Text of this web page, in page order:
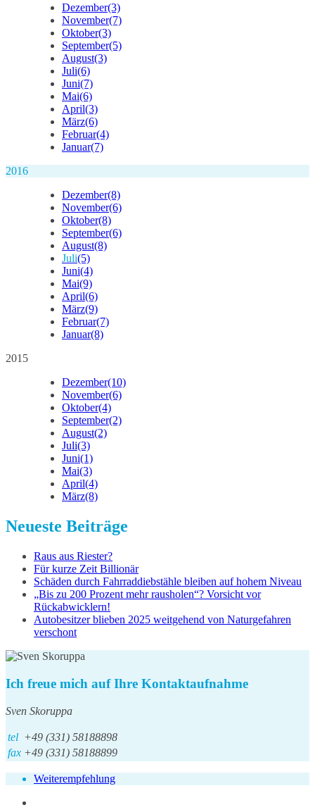
Dezember(3)
November(7)
Oktober(3)
September(5)
August(3)
Juli(6)
Juni(7)
Mai(6)
April(3)
März(6)
Februar(4)
Januar(7)
2016
Dezember(8)
November(6)
Oktober(8)
September(6)
August(8)
Juli(5)
Juni(4)
Mai(9)
April(6)
März(9)
Februar(7)
Januar(8)
2015
Dezember(10)
November(6)
Oktober(4)
September(2)
August(2)
Juli(3)
Juni(1)
Mai(3)
April(4)
März(8)
Neueste Beiträge
Raus aus Riester?
Für kurze Zeit Billionär
Schäden durch Fahrraddiebstähle bleiben auf hohem Niveau
„Bis zu 200 Prozent mehr rausholen“? Vorsicht vor
Rückabwicklern!
Autobesitzer blieben 2025 weitgehend von Naturgefahren
verschont
Ich freue mich auf Ihre Kontaktaufnahme
Sven Skoruppa
tel +49 (331) 58188898
fax +49 (331) 58188899
Weiterempfehlung